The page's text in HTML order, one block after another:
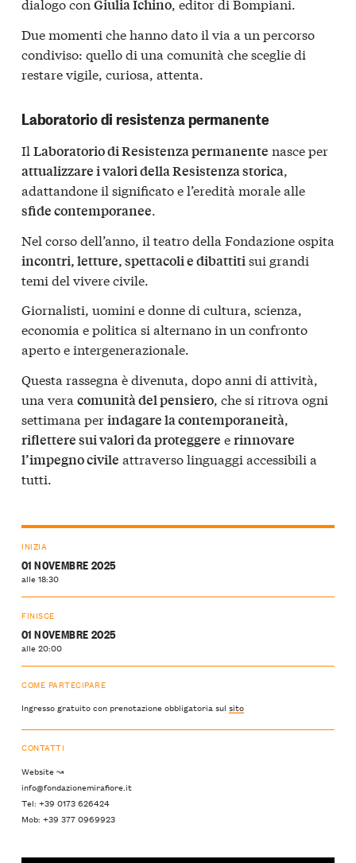
dialogo con Giulia Ichino, editor di Bompiani.
Due momenti che hanno dato il via a un percorso
condiviso: quello di una comunità che sceglie di
restare vigile, curiosa, attenta.
Laboratorio di resistenza permanente
Il Laboratorio di Resistenza permanente nasce per
attualizzare i valori della Resistenza storica,
adattandone il significato e l’eredità morale alle
sfide contemporanee.
Nel corso dell’anno, il teatro della Fondazione ospita
incontri, letture, spettacoli e dibattitisui grandi
temi del vivere civile.
Giornalisti, uomini e donne di cultura, scienza,
economia e politica si alternano in un confronto
aperto e intergenerazionale.
Questa rassegna è divenuta, dopo anni di attività,
una vera comunità del pensiero, che si ritrova ogni
settimana perindagare la contemporaneità,
riflettere sui valori da proteggere erinnovare
l’impegno civile attraverso linguaggi accessibili a
tutti.
INIZIA
01 NOVEMBRE 2025
alle 18:30
FINISCE
01 NOVEMBRE 2025
alle 20:00
COME PARTECIPARE
Ingresso gratuito con prenotazione obbligatoria sul sito
CONTATTI
Website ↝
info@fondazionemirafiore.it
Tel: +39 0173 626424
Mob: +39 377 0969923